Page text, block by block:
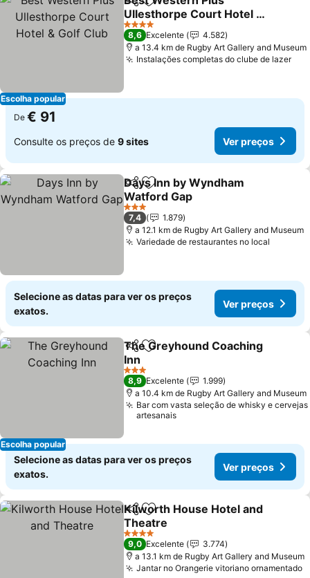
Escolha popular
PartilharAdicionar aos favoritos
Ullesthorpe Court Hotel &
Golf Club
Ver preços
4 Estrelas
8,6 Excelente
4.582
a 13.4 km de Rugby Art Gallery and Museum
Instalações completas do clube de lazer
De € 91
Consulte os preços de 9 sites Ver preços
PartilharAdicionar aos favoritos
Days Inn by Wyndham
Watford Gap
Ver preços
3 Estrelas
7,4
1.879
a 12.1 km de Rugby Art Gallery and Museum
Variedade de restaurantes no local
Selecione as datas para ver os preços
exatos.
Ver preços
Escolha popular
PartilharAdicionar aos favoritos
The Greyhound Coaching
Inn
Ver preços
3 Estrelas
8,9 Excelente
1.999
a 10.4 km de Rugby Art Gallery and Museum
Bar com vasta seleção de whisky e cervejas
artesanais
Selecione as datas para ver os preços
exatos.
Ver preços
PartilharAdicionar aos favoritos
Kilworth House Hotel and
Theatre
Ver preços
4 Estrelas
9,0 Excelente
3.774
a 13.1 km de Rugby Art Gallery and Museum
Jantar no Orangerie vitoriano ornamentado